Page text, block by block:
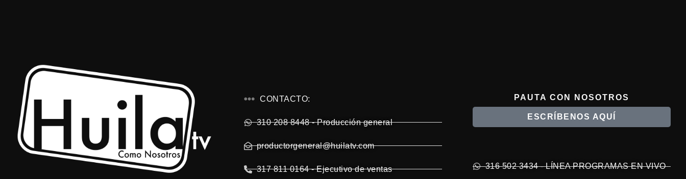
CONTACTO:
310 208 8448 - Producción general
productorgeneral@huilatv.com
317 811 0164 - Ejecutivo de ventas
PAUTA CON NOSOTROS
ESCRÍBENOS AQUÍ
316 502 3434 - LÍNEA PROGRAMAS EN VIVO